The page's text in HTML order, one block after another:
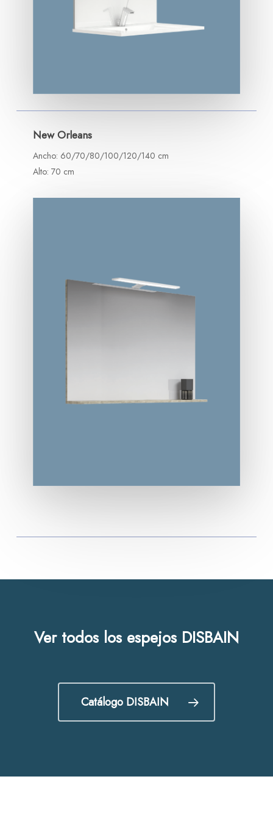
New Orleans
Ancho: 60/70/80/100/120/140 cm
Alto: 70 cm
Ver todos los espejos DISBAIN
Catálogo DISBAIN